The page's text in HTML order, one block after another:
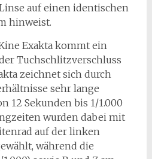
auf einen identischen
hinweist.
Exakta kommt ein
Tuchschlitzverschluss
zeichnet sich durch
sehr lange
12 Sekunden bis 1/1.000
wurden dabei mit
auf der linken
während die